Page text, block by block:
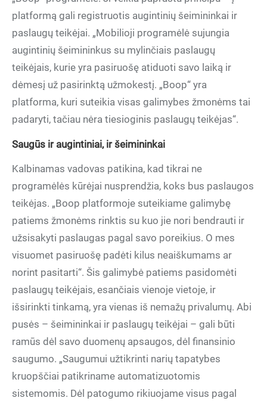
platformą gali registruotis augintinių šeimininkai ir
paslaugų teikėjai. „Mobilioji programėlė sujungia
augintinių šeimininkus su mylinčiais paslaugų
teikėjais, kurie yra pasiruošę atiduoti savo laiką ir
dėmesį už pasirinktą užmokestį. „Boop“ yra
platforma, kuri suteikia visas galimybes žmonėms tai
padaryti, tačiau nėra tiesioginis paslaugų teikėjas“.
Saugūs ir augintiniai, ir šeimininkai
Kalbinamas vadovas patikina, kad tikrai ne
programėlės kūrėjai nusprendžia, koks bus paslaugos
teikėjas. „Boop platformoje suteikiame galimybę
patiems žmonėms rinktis su kuo jie nori bendrauti ir
užsisakyti paslaugas pagal savo poreikius. O mes
visuomet pasiruošę padėti kilus neaiškumams ar
norint pasitarti“. Šis galimybė patiems pasidomėti
paslaugų teikėjais, esančiais vienoje vietoje, ir
išsirinkti tinkamą, yra vienas iš nemažų privalumų. Abi
pusės – šeimininkai ir paslaugų teikėjai – gali būti
ramūs dėl savo duomenų apsaugos, dėl finansinio
saugumo. „Saugumui užtikrinti narių tapatybes
kruopščiai patikriname automatizuotomis
sistemomis. Dėl patogumo rikiuojame visus pagal